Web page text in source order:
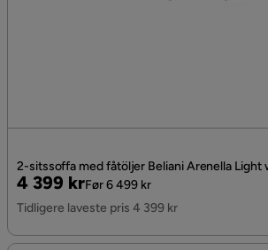
2-sitssoffa med fåtöljer Beliani Arenella Light
Pris
4 399 kr
Original
Pris
Før 6 499 kr
Tidligere laveste pris 4 399 kr